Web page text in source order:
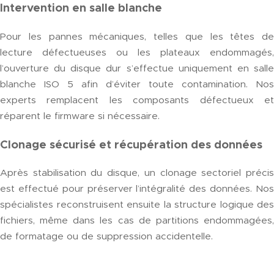
Intervention en salle blanche
Pour les pannes mécaniques, telles que les têtes de
lecture défectueuses ou les plateaux endommagés,
l’ouverture du disque dur s’effectue uniquement en salle
blanche ISO 5 afin d’éviter toute contamination. Nos
experts remplacent les composants défectueux et
réparent le firmware si nécessaire.
Clonage sécurisé et récupération des données
Après stabilisation du disque, un clonage sectoriel précis
est effectué pour préserver l’intégralité des données. Nos
spécialistes reconstruisent ensuite la structure logique des
fichiers, même dans les cas de partitions endommagées,
de formatage ou de suppression accidentelle.